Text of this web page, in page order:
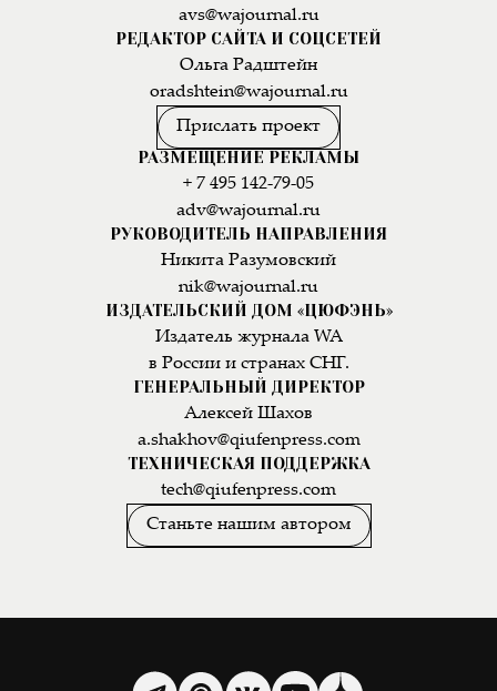
avs@wajournal.ru
РЕДАКТОР САЙТА И СОЦСЕТЕЙ
Ольга Радштейн
oradshtein@wajournal.ru
Прислать проект
РАЗМЕЩЕНИЕ РЕКЛАМЫ
+ 7 495 142-79-05
adv@wajournal.ru
РУКОВОДИТЕЛЬ НАПРАВЛЕНИЯ
Никита Разумовский
nik@wajournal.ru
ИЗДАТЕЛЬСКИЙ ДОМ «ЦЮФЭНЬ»
Издатель журнала WA
в России и странах СНГ.
ГЕНЕРАЛЬНЫЙ ДИРЕКТОР
Алексей Шахов
a.shakhov@qiufenpress.com
ТЕХНИЧЕСКАЯ ПОДДЕРЖКА
tech@qiufenpress.com
Станьте нашим автором